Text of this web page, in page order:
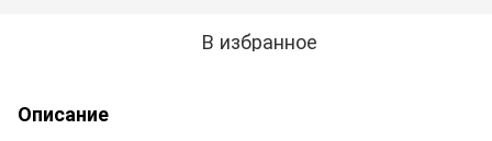
В избранное
Описание